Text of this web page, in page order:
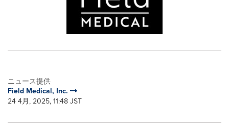
ニュース提供
Field Medical, Inc.
24 4月, 2025, 11:48 JST